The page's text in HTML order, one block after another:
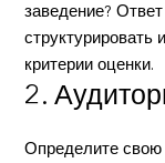
заведение?
критерии оценки.
2.
Определите свою